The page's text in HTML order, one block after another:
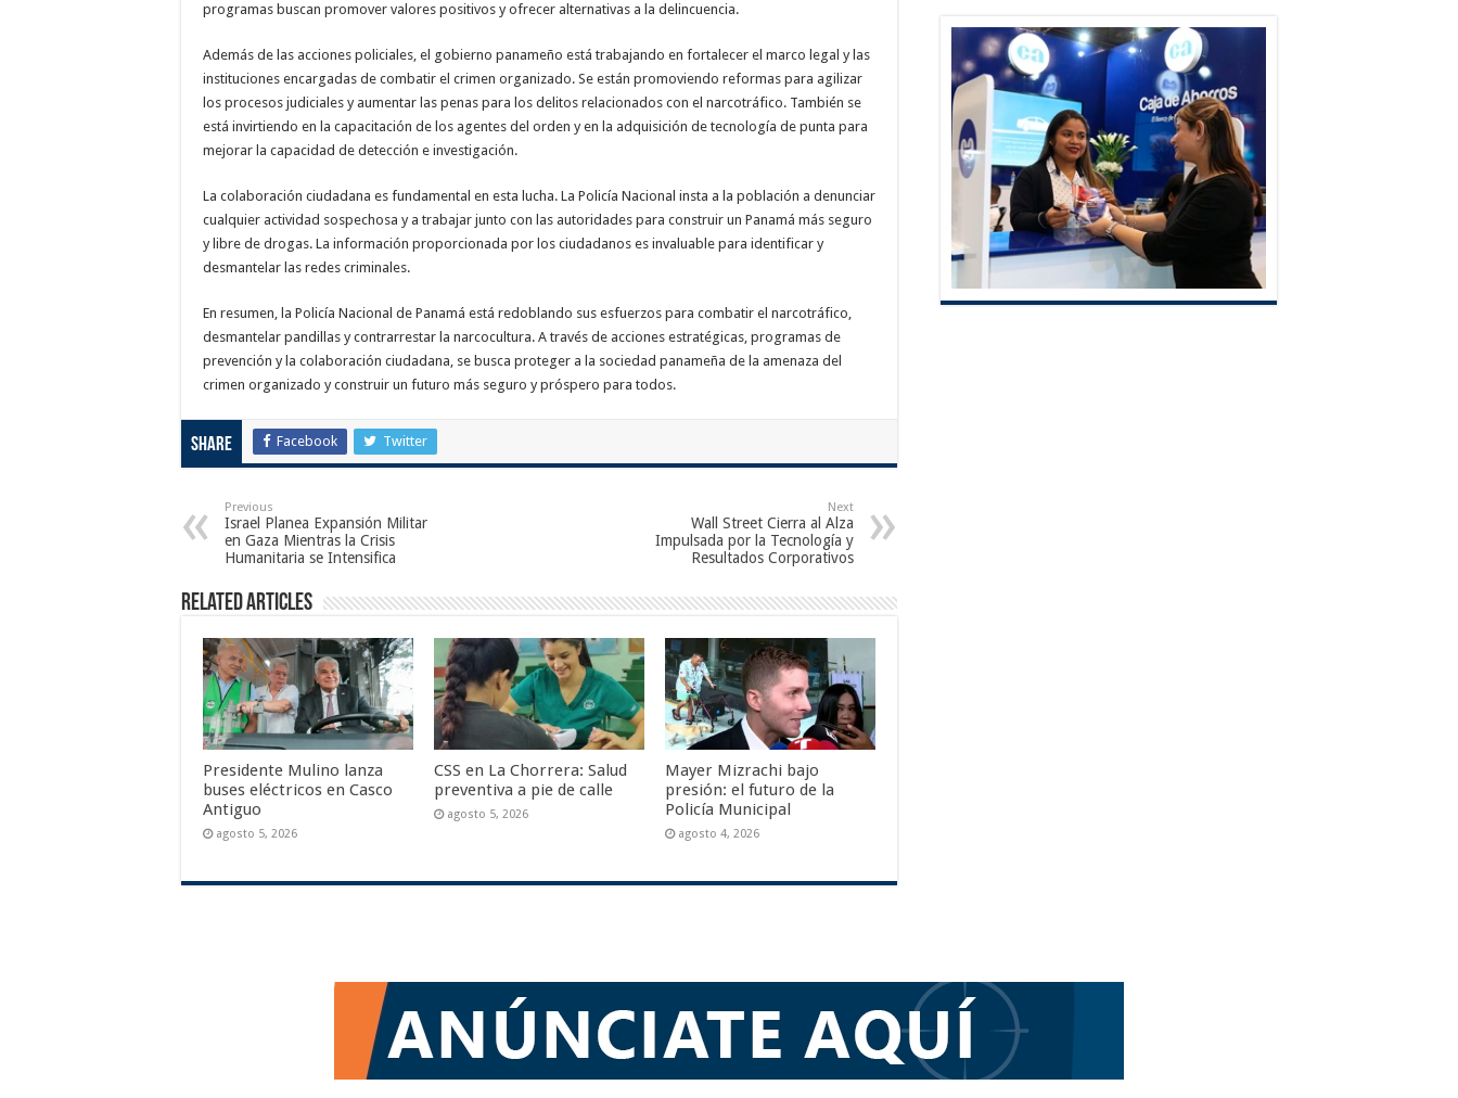
programas buscan promover valores positivos y ofrecer alternativas a la delincuencia.
Además de las acciones policiales, el gobierno panameño está trabajando en fortalecer el marco legal y las
instituciones encargadas de combatir el crimen organizado. Se están promoviendo reformas para agilizar
los procesos judiciales y aumentar las penas para los delitos relacionados con el narcotráfico. También se
está invirtiendo en la capacitación de los agentes del orden y en la adquisición de tecnología de punta para
mejorar la capacidad de detección e investigación.
La colaboración ciudadana es fundamental en esta lucha. La Policía Nacional insta a la población a denunciar
cualquier actividad sospechosa y a trabajar junto con las autoridades para construir un Panamá más seguro
y libre de drogas. La información proporcionada por los ciudadanos es invaluable para identificar y
desmantelar las redes criminales.
En resumen, la Policía Nacional de Panamá está redoblando sus esfuerzos para combatir el narcotráfico,
desmantelar pandillas y contrarrestar la narcocultura. A través de acciones estratégicas, programas de
prevención y la colaboración ciudadana, se busca proteger a la sociedad panameña de la amenaza del
crimen organizado y construir un futuro más seguro y próspero para todos.
Share Facebook Twitter
Previous
Israel Planea Expansión Militar
en Gaza Mientras la Crisis
Humanitaria se Intensifica
Next
Wall Street Cierra al Alza
Impulsada por la Tecnología y
Resultados Corporativos
Related Articles
Presidente Mulino lanza
buses eléctricos en Casco
Antiguo
agosto 5, 2026
CSS en La Chorrera: Salud
preventiva a pie de calle
agosto 5, 2026
Mayer Mizrachi bajo
presión: el futuro de la
Policía Municipal
agosto 4, 2026